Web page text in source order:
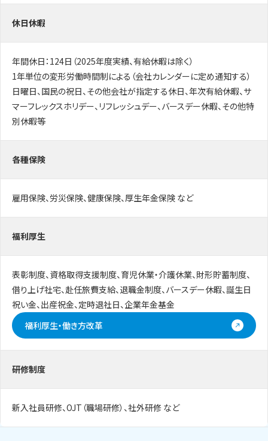
休日休暇
年間休日：124日（2025年度実績、有給休暇は除く）
1年単位の変形労働時間制による（会社カレンダーに定め通知する）
日曜日、国民の祝日、その他会社が指定する休日、年次有給休暇、サ
マーフレックスホリデー、リフレッシュデー、バースデー休暇、その他特
別休暇等
各種保険
雇用保険、労災保険、健康保険、厚生年金保険 など
福利厚生
表彰制度、資格取得支援制度、育児休業・介護休業、財形貯蓄制度、
借り上げ社宅、赴任旅費支給、退職金制度、バースデー休暇、誕生日
祝い金、出産祝金、定時退社日、企業年金基金
福利厚生・働き方改革
研修制度
新入社員研修、OJT（職場研修）、社外研修 など